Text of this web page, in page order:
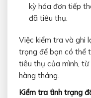
kỳ hóa đơn tiếp
đã tiêu thụ.
Việc kiểm tra và ghi
trọng để bạn có thể
tiêu thụ của mình,
hàng tháng.
Kiểm tra tình trạng